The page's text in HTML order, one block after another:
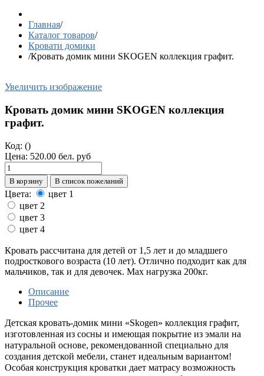
Главная/
Каталог товаров/
Кровати домики
/Кровать домик мини SKOGEN коллекция графит.
Увеличить изображение
Кровать домик мини SKOGEN коллекция
графит.
Код: ()
Цена: 520.00 бел. руб
В корзину В список пожеланий
Цвета:
цвет 1
цвет 2
цвет 3
цвет 4
Кровать рассчитана для детей от 1,5 лет и до младшего
подросткового возраста (10 лет). Отлично подходит как для
мальчиков, так и для девочек. Мах нагрузка 200кг.
Описание
Прочее
Детская кровать-домик мини «Skogen» коллекция графит,
изготовленная из сосны и имеющая покрытие из эмали на
натуральной основе, рекомендованной специально для
создания детской мебели, станет идеальным вариантом!
Особая конструкция кроватки дает матрасу возможность